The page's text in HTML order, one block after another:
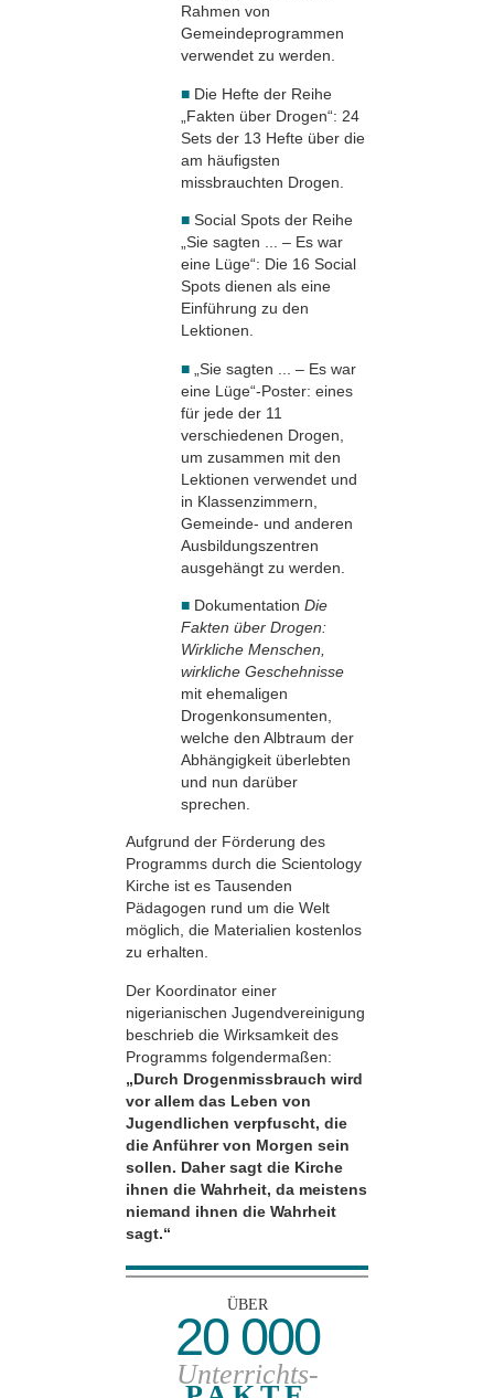
Rahmen von
Gemeindeprogrammen
verwendet zu werden.
■ Die Hefte der Reihe
„Fakten über Drogen“: 24
Sets der 13 Hefte über die
am häufigsten
missbrauchten Drogen.
■ Social Spots der Reihe
„Sie sagten ... – Es war
eine Lüge“: Die 16 Social
Spots dienen als eine
Einführung zu den
Lektionen.
■ „Sie sagten ... – Es war
eine Lüge“-Poster: eines
für jede der 11
verschiedenen Drogen,
um zusammen mit den
Lektionen ver­wendet und
in Klassen­zimmern,
Gemeinde- und anderen
Ausbildungszentren
ausgehängt zu werden.
■ Dokumentation Die
Fakten über Drogen:
Wirkliche Menschen,
wirkliche Geschehnisse
mit ehemaligen
Drogenkonsumenten,
welche den Albtraum der
Abhängigkeit überlebten
und nun darüber
sprechen.
Aufgrund der Förderung des
Programms durch die Scientology
Kirche ist es Tausenden
Pädagogen rund um die Welt
möglich, die Materialien kostenlos
zu erhalten.
Der Koordinator einer
nigerianischen Jugendvereinigung
beschrieb die Wirksamkeit des
Programms folgendermaßen:
„Durch Drogenmissbrauch wird
vor allem das Leben von
Jugendlichen verpfuscht, die
die Anführer von Morgen sein
sollen. Daher sagt die Kirche
ihnen die Wahrheit, da meistens
niemand ihnen die Wahrheit
sagt.“
ÜBER
20 000
Unterrichts-